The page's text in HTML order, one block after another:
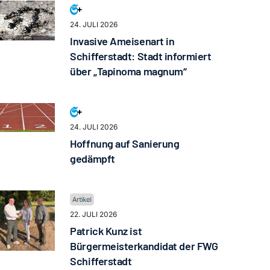
24. JULI 2026
Invasive Ameisenart in
Schifferstadt: Stadt informiert
über „Tapinoma magnum“
24. JULI 2026
Hoffnung auf Sanierung
gedämpft
22. JULI 2026
Patrick Kunz ist
Bürgermeisterkandidat der FWG
Schifferstadt